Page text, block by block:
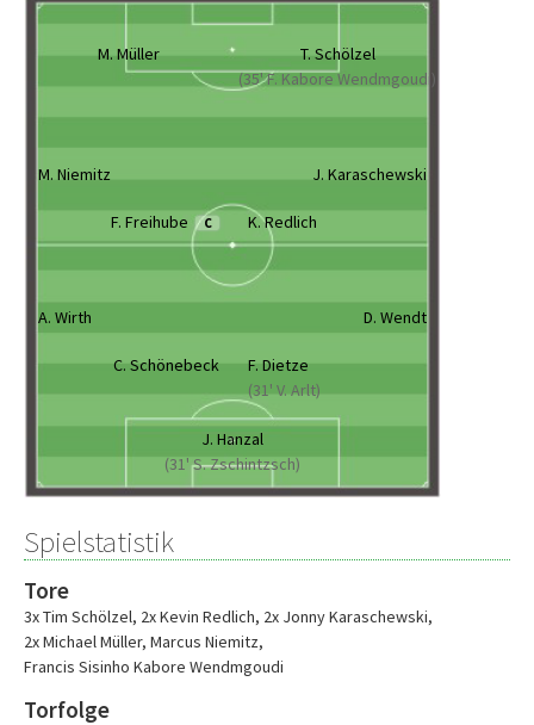
M. Müller
T. Schölzel
(35' F. Kabore Wendmgoudi)
M. Niemitz J. Karaschewski
F. Freihube C K. Redlich
A. Wirth D. Wendt
C. Schönebeck
F. Dietze
(31' V. Arlt)
J. Hanzal
(31' S. Zschintzsch)
Spielstatistik
Tore
3x Tim Schölzel, 2x Kevin Redlich, 2x Jonny Karaschewski,
2x Michael Müller, Marcus Niemitz,
Francis Sisinho Kabore Wendmgoudi
Torfolge